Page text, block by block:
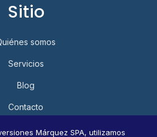
Márquez SPA, utilizamos
Sitio
somos
Servicios
Blog
Contacto
Protección de Datos Personales